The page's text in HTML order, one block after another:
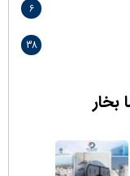
6
38
بخار